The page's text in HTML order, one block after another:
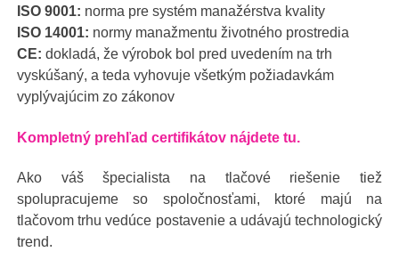
ISO 9001: norma pre systém manažérstva kvality
ISO 14001: normy manažmentu životného prostredia
CE: dokladá, že výrobok bol pred uvedením na trh
vyskúšaný, a teda vyhovuje všetkým požiadavkám
vyplývajúcim zo zákonov
Kompletný prehľad certifikátov nájdete tu.
Ako váš špecialista na tlačové riešenie tiež
spolupracujeme so spoločnosťami, ktoré majú na
tlačovom trhu vedúce postavenie a udávajú technologický
trend.